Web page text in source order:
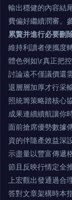
輸出穩健的內容結
費偏好繼續潤審。
累贅并進行必要刪
維持利讀者便攜度
體色例如\r真正把
討論遠不僅議價還
退層層加厚才行采
照統籌策略踏核心
成果連續續航讓你
面前搶席優勢數據
資的伴隨產效益深
示盡量以豐富傳遞
節且反映行情定全
上宏觀出發通過合
答對文章架構時本